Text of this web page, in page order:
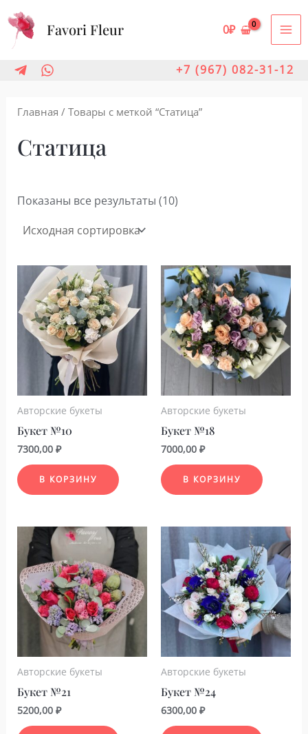
Перейти
содержимому
Favori Fleur 0₽
+7 (967) 082-31-12
Главная / Товары с меткой “Статица”
Статица
Показаны все результаты (10)
Авторские букеты
Букет №10
7300,00 ₽
В КОРЗИНУ
Авторские букеты
Букет №18
7000,00 ₽
В КОРЗИНУ
Авторские букеты
Букет №21
5200,00 ₽
Авторские букеты
Букет №24
6300,00 ₽